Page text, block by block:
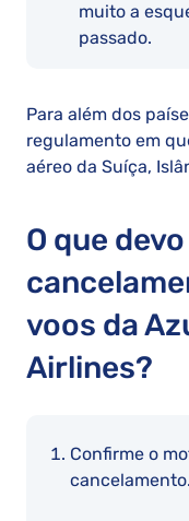
muito a
passado.
Para além dos
regulamento em
aéreo da Suíça,
O que
voos da
Airlines?
Confirme o
cancelamento.